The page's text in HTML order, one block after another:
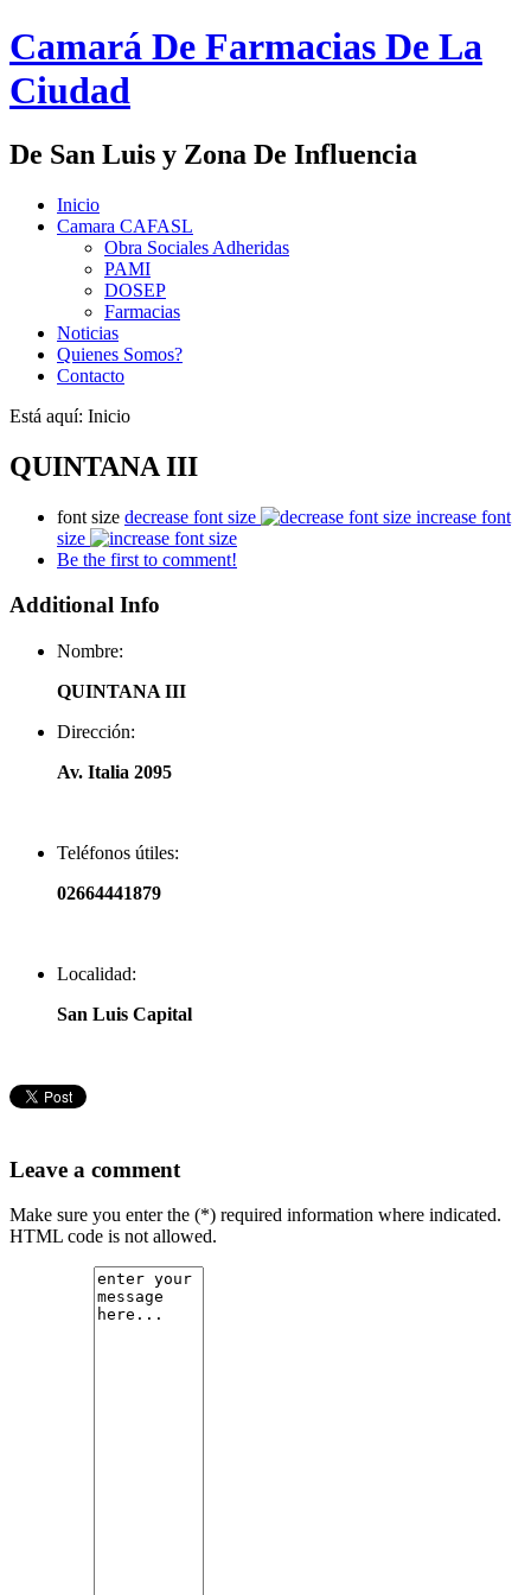
Camará De Farmacias De La
Ciudad
De San Luis y Zona De Influencia
Inicio
Camara CAFASL
Obra Sociales Adheridas
PAMI
DOSEP
Farmacias
Noticias
Quienes Somos?
Contacto
Está aquí: Inicio
QUINTANA III
font size decrease font size
increase font
size
Be the first to comment!
Additional Info
Nombre:
QUINTANA III
Dirección:
Av. Italia 2095
Teléfonos útiles:
02664441879
Localidad:
San Luis Capital
Leave a comment
Make sure you enter the (*) required information where indicated.
HTML code is not allowed.